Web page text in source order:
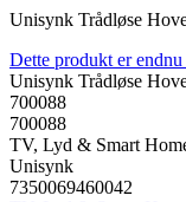
Unisynk Trådløse
Dette produkt er
Unisynk Trådløse
700088
700088
TV, Lyd & Smart
Unisynk
7350069460042